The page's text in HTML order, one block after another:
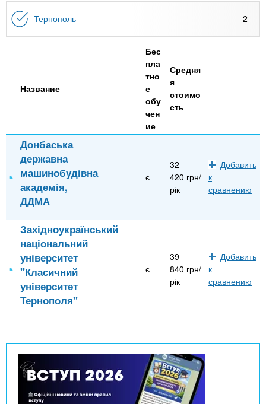
n
t
s
i
n
o
а
Онлайн курсы
За рубежом
Тернополь 2
Название
Бес
пла
тно
е
обу
чен
ие
Средня
я
стоимо
сть
Донбаська
державна
машинобудівна
академія,
ДДМА
є
32
420 грн/
рік
Добавить
к
сравнению
Західноукраїнський
національний
університет
"Класичний
університет
Тернополя"
є
39
840 грн/
рік
Добавить
к
сравнению